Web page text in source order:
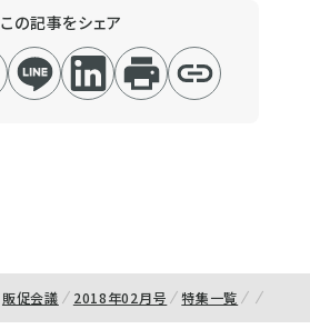
この記事をシェア
販促会議 2018年02月号 特集一覧